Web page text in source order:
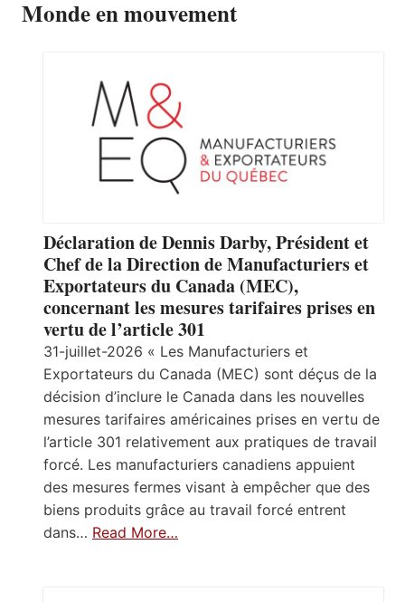
Monde en mouvement
Déclaration de Dennis Darby, Président et
Chef de la Direction de Manufacturiers et
Exportateurs du Canada (MEC),
concernant les mesures tarifaires prises en
vertu de l’article 301
31-juillet-2026 « Les Manufacturiers et
Exportateurs du Canada (MEC) sont déçus de la
décision d’inclure le Canada dans les nouvelles
mesures tarifaires américaines prises en vertu de
l’article 301 relativement aux pratiques de travail
forcé. Les manufacturiers canadiens appuient
des mesures fermes visant à empêcher que des
biens produits grâce au travail forcé entrent
dans… Read More…